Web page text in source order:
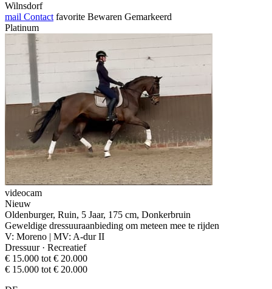
Wilnsdorf
mail Contact favorite Bewaren Gemarkeerd
Platinum
videocam
Nieuw
Oldenburger, Ruin, 5 Jaar, 175 cm, Donkerbruin
Geweldige dressuuraanbieding om meteen mee te rijden
V: Moreno | MV: A-dur II
Dressuur · Recreatief
€ 15.000 tot € 20.000
€ 15.000 tot € 20.000